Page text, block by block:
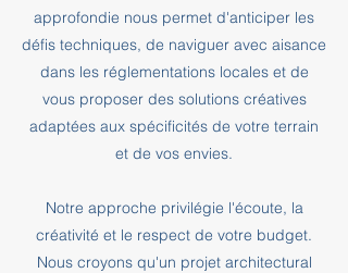
approfondie nous permet d'anticiper les
défis techniques, de naviguer avec aisance
dans les réglementations locales et de
vous proposer des solutions créatives
adaptées aux spécificités de votre terrain
et de vos envies.
Notre approche privilégie l'écoute, la
créativité et le respect de votre budget.
Nous croyons qu'un projet architectural